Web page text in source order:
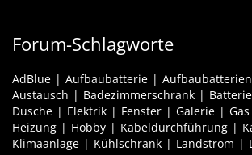
Forum-Schlagworte
AdBlue Aufbaubatterie Aufbaubatterien
Austausch
Badezimmerschrank Batterie
Dusche
Elektrik Fenster Galerie Gas
Heizung
Hobby Kabeldurchführung
Klimaanlage
Kühlschrank Landstrom